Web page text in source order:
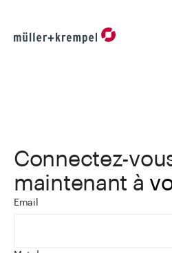
Connectez-
maintenant à
Email